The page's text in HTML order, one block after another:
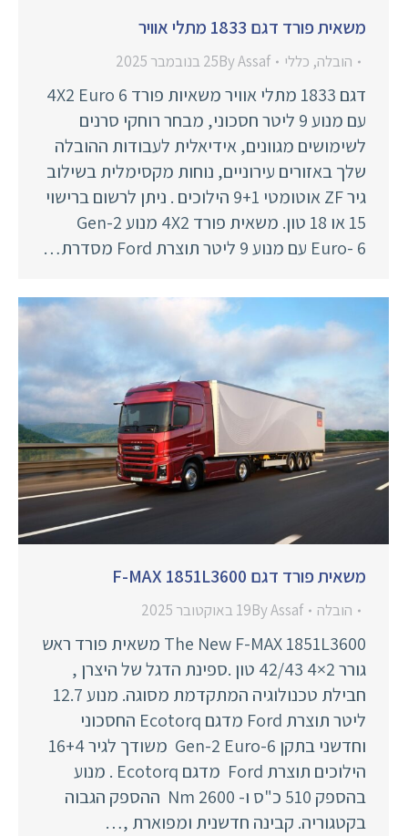
משאית פורד דגם 1833 מתלי אוויר
הובלה, כללי ByAssaf 25 בנובמבר 2025
דגם 1833 מתלי אוויר משאיות פורד 4X2 Euro 6
עם מנוע 9 ליטר חסכוני, מבחר רוחקי סרנים
לשימושים מגוונים, אידיאלית לעבודות ההובלה
שלך באזורים עירוניים, נוחות מקסימלית בשילוב
גיר ZF אוטומטי 9+1 הילוכים . ניתן לרשום ברישוי
15 או 18 טון. משאית פורד 4X2 מנוע Gen-2
Euro- 6 עם מנוע 9 ליטר תוצרת Ford מסדרת…
משאית פורד דגם F-MAX 1851L3600
הובלה ByAssaf 19 באוקטובר 2025
The New F-MAX 1851L3600 משאית פורד ראש
גורר 2×4 42/43 טון .ספינת הדגל של היצרן ,
חבילת טכנולוגיה המתקדמת מסוגה. מנוע 12.7
ליטר תוצרת Ford מדגם Ecotorq החסכוני
וחדשני בתקן Gen-2 Euro-6 משודך לגיר 16+4
הילוכים תוצרת Ford מדגם Ecotorq . מנוע
בהספק 510 כ"ס ו- 2600 Nm ההספק הגבוה
בקטגוריה. קבינה חדשנית ומפוארת ,…